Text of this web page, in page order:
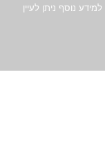
ותפגשו
עד
נוסף ניתן לעיין